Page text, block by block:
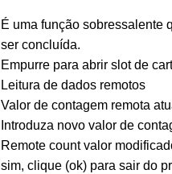
É uma função sobressalente
ser concluída.
Empurre para abrir slot de
Leitura de dados remotos
Valor de contagem remota
Introduza novo valor de
Remote count valor
sim, clique (ok) para sair do